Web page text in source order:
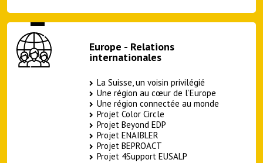
Europe - Relations
internationales
La Suisse, un voisin privilégié
Une région au cœur de l’Europe
Une région connectée au monde
Projet Color Circle
Projet Beyond EDP
Projet ENAIBLER
Projet BEPROACT
Projet 4Support EUSALP